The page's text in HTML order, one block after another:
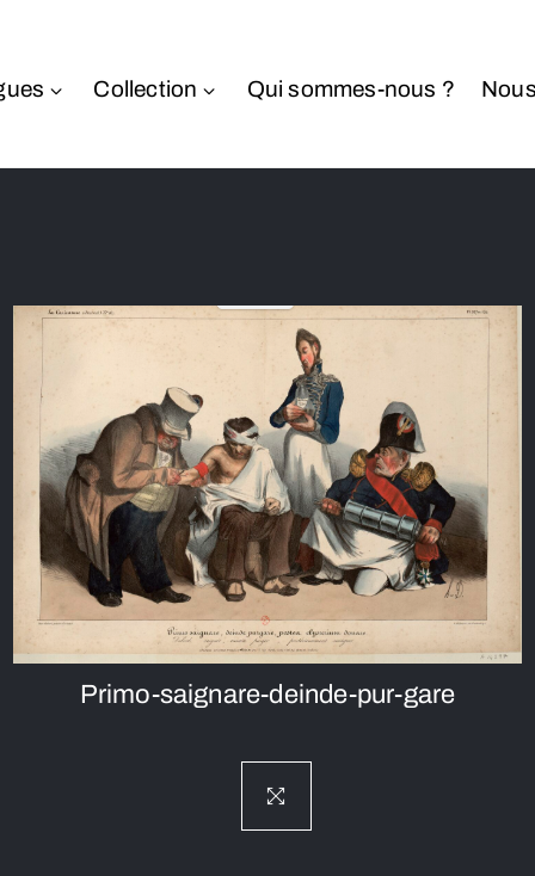
Collection Qui sommes-nous ?
Primo-saignare-deinde-pur-gare